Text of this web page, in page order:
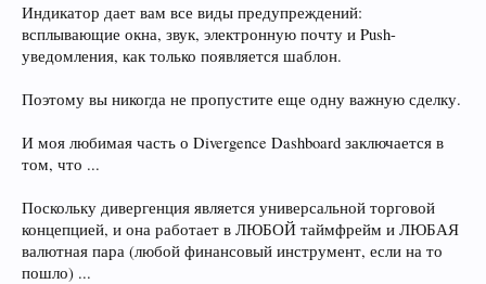
Индикатор дает вам все виды предупреждений:
всплывающие окна, звук, электронную почту и Push-
уведомления, как только появляется шаблон.
Поэтому вы никогда не пропустите еще одну важную сделку.
И моя любимая часть о Divergence Dashboard заключается в
том, что ...
Поскольку дивергенция является универсальной торговой
концепцией, и она работает в ЛЮБОЙ таймфрейм и ЛЮБАЯ
валютная пара (любой финансовый инструмент, если на то
пошло) ...